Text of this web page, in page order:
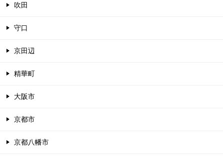
吹田
守口
京田辺
精華町
大阪市
京都市
京都八幡市